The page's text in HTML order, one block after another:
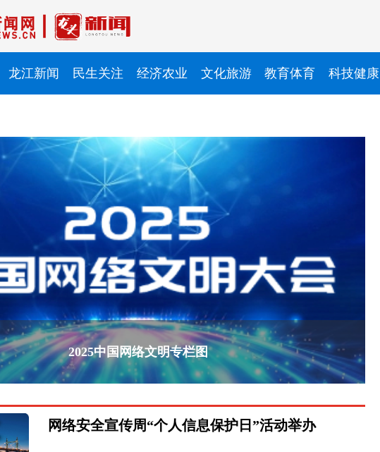
龙江新闻 民生关注 经济农业 文化旅游 教育体育 科技健康
2025中国网络文明专栏图
网络安全宣传周“个人信息保护日”活动举办